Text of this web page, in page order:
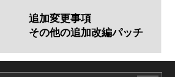
追加変更事項
その他の追加改編パッチ